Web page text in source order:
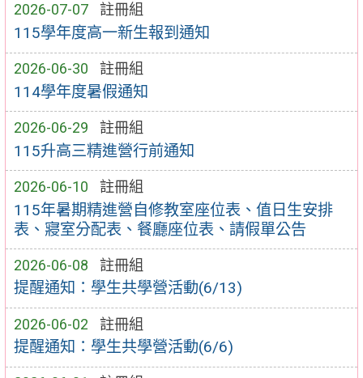
2026-07-07 註冊組
115學年度高一新生報到通知
2026-06-30 註冊組
114學年度暑假通知
2026-06-29 註冊組
115升高三精進營行前通知
2026-06-10 註冊組
115年暑期精進營自修教室座位表、值日生安排
表、寢室分配表、餐廳座位表、請假單公告
2026-06-08 註冊組
提醒通知：學生共學營活動(6/13)
2026-06-02 註冊組
提醒通知：學生共學營活動(6/6)